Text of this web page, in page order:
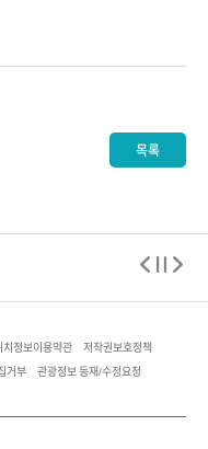
목록
치정보이용약관 저작권보호정책
거부 관광정보 등재/수정요청